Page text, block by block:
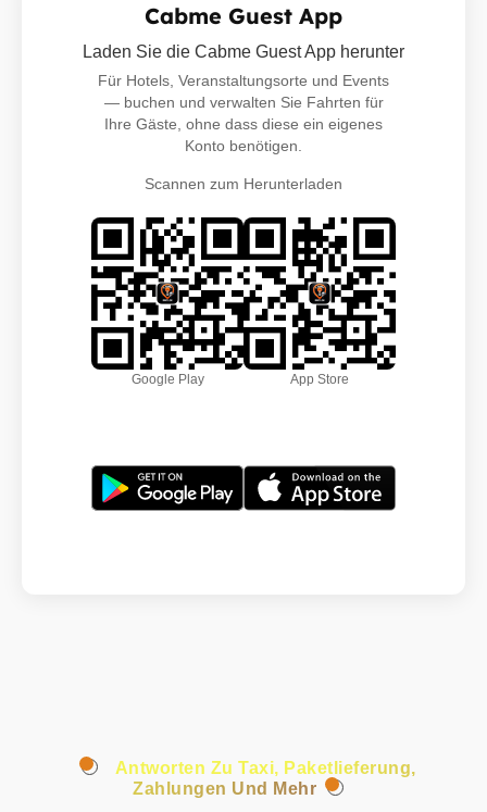
Cabme Guest App
Laden Sie die Cabme Guest App herunter
Für Hotels, Veranstaltungsorte und Events
— buchen und verwalten Sie Fahrten für
Ihre Gäste, ohne dass diese ein eigenes
Konto benötigen.
Scannen zum Herunterladen
Google Play App Store
Antworten Zu Taxi, Paketlieferung,
Zahlungen Und Mehr